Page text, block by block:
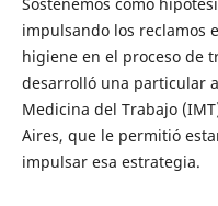
impulsando los reclamos
higiene en el proceso de
desarrolló una particular
Medicina del Trabajo
Aires, que le permitió
impulsar esa estrategia.